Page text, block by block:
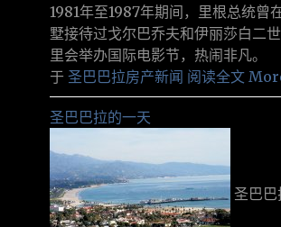
1981年至1987年期间，里根总统曾
墅接待过戈尔巴乔夫和伊丽莎白二
里会举办国际电影节，热闹非凡。
于 圣巴巴拉房产新闻 阅读全文
圣巴巴拉的一天
圣巴巴